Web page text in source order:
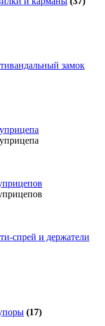
замок
спрей и держатели
(17)